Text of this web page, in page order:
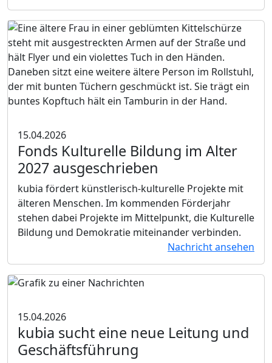
15.04.2026
Fonds Kulturelle Bildung im Alter
2027 ausgeschrieben
kubia fördert künstlerisch-kulturelle Projekte mit
älteren Menschen. Im kommenden Förderjahr
stehen dabei Projekte im Mittelpunkt, die Kulturelle
Bildung und Demokratie miteinander verbinden.
Nachricht ansehen
15.04.2026
kubia sucht eine neue Leitung und
Geschäftsführung